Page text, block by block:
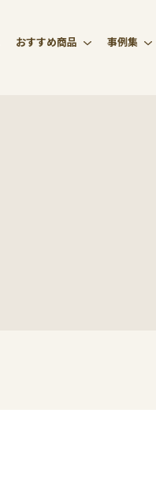
おすすめ商品 事例集